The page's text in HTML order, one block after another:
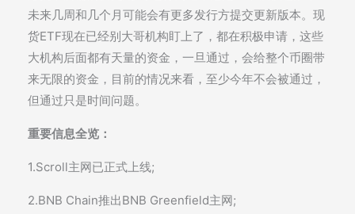
未来几周和几个月可能会有更多发行方提交更新版本。现
货ETF现在已经别大哥机构盯上了，都在积极申请，这些
大机构后面都有天量的资金，一旦通过，会给整个币圈带
来无限的资金，目前的情况来看，至少今年不会被通过，
但通过只是时间问题。
重要信息全览：
1.Scroll主网已正式上线;
2.BNB Chain推出BNB Greenfield主网;